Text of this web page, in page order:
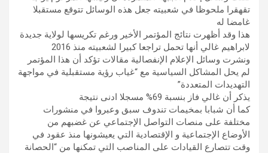
تقهقرا ملحوظا في شعبيته جعل هذه الوسائل تتوقع مستقبلا
غامضا له
هذا وقد أظهرت نتائج المؤتمر الأخير ورغم تكريسها لولاية جديدة
لابراهيم غالي أنها تحمل تراجعا كبيرا لشعبيته منذ 2016
ونشرت وسائل الإعلام الإنفصالية مقالات تؤكد أن هذا المؤتمر
لم يحل المشاكل السياسية مع “غياب رؤية مستقبلية في مواجهة
التهديدات المتعددة”
يذكر أن غالي فاز بنسبة 69% مسجلا ادنى نتيجة
كما أن شبابا بمخيمات تندوف سبق وعبروا في منشورات
مختلفة على منصات التواصل الإجتماعي عن غضبهم من
الأوضاع الإجتماعية و الإقتصادية التي يعيشونها منذ عقود في
وقت تتصارع القيادات على المناصب التي تمكنها من “الحصانة